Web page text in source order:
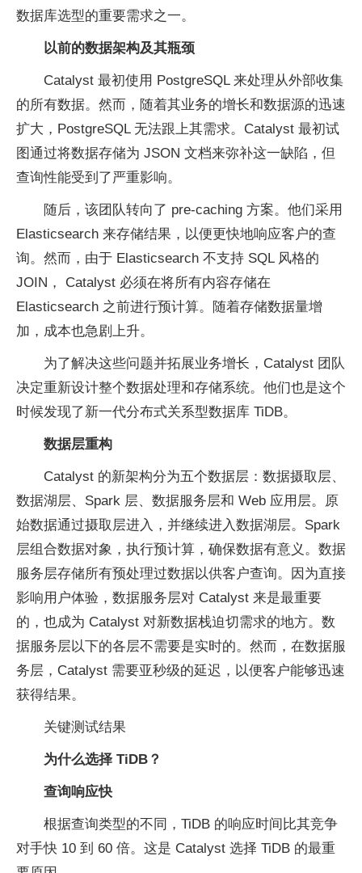
数据库选型的重要需求之一。
以前的数据架构及其瓶颈
Catalyst 最初使用 PostgreSQL 来处理从外部收集
的所有数据。然而，随着其业务的增长和数据源的迅速
扩大，PostgreSQL 无法跟上其需求。Catalyst 最初试
图通过将数据存储为 JSON 文档来弥补这一缺陷，但
查询性能受到了严重影响。
随后，该团队转向了 pre-caching 方案。他们采用
Elasticsearch 来存储结果，以便更快地响应客户的查
询。然而，由于 Elasticsearch 不支持 SQL 风格的
JOIN， Catalyst 必须在将所有内容存储在
Elasticsearch 之前进行预计算。随着存储数据量增
加，成本也急剧上升。
为了解决这些问题并拓展业务增长，Catalyst 团队
决定重新设计整个数据处理和存储系统。他们也是这个
时候发现了新一代分布式关系型数据库 TiDB。
数据层重构
Catalyst 的新架构分为五个数据层：数据摄取层、
数据湖层、Spark 层、数据服务层和 Web 应用层。原
始数据通过摄取层进入，并继续进入数据湖层。Spark
层组合数据对象，执行预计算，确保数据有意义。数据
服务层存储所有预处理过数据以供客户查询。因为直接
影响用户体验，数据服务层对 Catalyst 来是最重要
的，也成为 Catalyst 对新数据栈迫切需求的地方。数
据服务层以下的各层不需要是实时的。然而，在数据服
务层，Catalyst 需要亚秒级的延迟，以便客户能够迅速
获得结果。
关键测试结果
为什么选择 TiDB？
查询响应快
根据查询类型的不同，TiDB 的响应时间比其竞争
对手快 10 到 60 倍。这是 Catalyst 选择 TiDB 的最重